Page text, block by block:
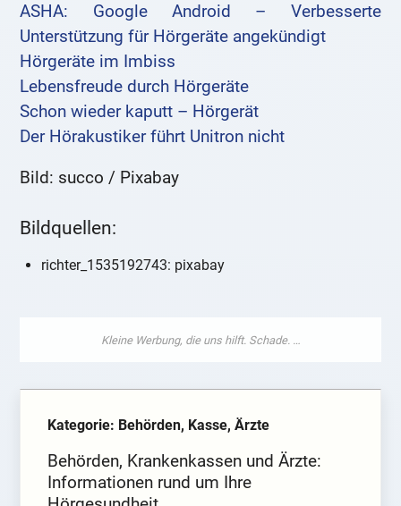
ASHA: Google Android – Verbesserte
Unterstützung für Hörgeräte angekündigt
Hörgeräte im Imbiss
Lebensfreude durch Hörgeräte
Schon wieder kaputt – Hörgerät
Der Hörakustiker führt Unitron nicht
Bild: succo / Pixabay
Bildquellen:
richter_1535192743: pixabay
Kategorie: Behörden, Kasse, Ärzte
Behörden, Krankenkassen und Ärzte:
Informationen rund um Ihre